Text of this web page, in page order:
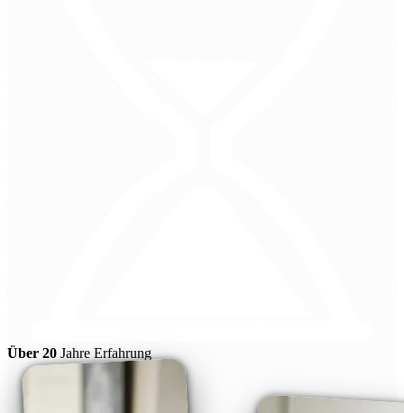
Über 20 Jahre Erfahrung